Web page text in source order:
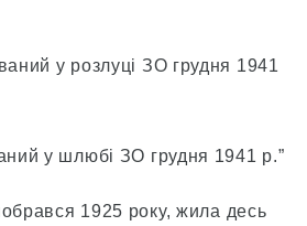
у розлуці ЗО грудня 1941
у шлюбі ЗО грудня 1941 р.”
1925 року, жила десь